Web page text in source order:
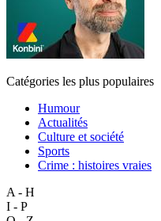
Catégories les plus populaires
Humour
Actualités
Culture et société
Sports
Crime : histoires vraies
A - H
I - P